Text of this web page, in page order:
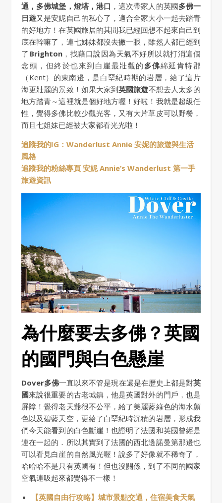
通，多佛城堡，燈塔，港口 ，這次帶家人的英國多佛一
日遊又是安妮自己的私心了，適合全家大小一起去踏青
的好地方！在英國旅居的其間我已經回想不起來自己到
底在幹嘛了，連七姊妹都沒去撇一眼，雖然人都已經到
了 Brighton，找藉口說因為天氣不好所以就打消這個
念頭，但終於也來到白崖最壯觀的 多佛綿延肯特郡
（Kent）的東南邊，是白堊紀時期的岩層，給了這片
海更壯麗的景致！如果大家到英國旅遊不想去人太多的
地方踏青～這裡就是個好地方喔！好啦！我就是超級任
性，覺得多佛比較少觀光客，又有大片草皮可以野餐，
而且七姐妹已經被大家都看光光啦！
追蹤我的IG：Wanderlust Annie 安妮的旅遊與生活
風格
追蹤我的粉絲專頁 安妮 Annie’s Wanderlust 第一手
旅遊資訊
為什麼要去多佛？英國
的國門與白色懸崖
Dover多佛一直以來不管是現在還是在歷史上都是對英
國來說很重要的古老城鎮，他是英國對外的門戶，也是
屏障！覺得老天爺很不公平，給了美麗藍綠色的海水顏
色以及碧藍天空，更給了白堊紀時沉積的岩層，形成我
們今天能看到的白色斷崖！也證明了法國和英國曾經是
連在一起的．所以其實到了法國的西北邊諾曼第那邊也
可以看見白崖的自然風光喔！說多了好像就不稀奇了，
哈哈哈不是只有英國有！但也沒關係，到了不同的國家
空氣連吸起來都覺得不一樣！
【英國自由行攻略】城市景點交通，住宿美食天氣